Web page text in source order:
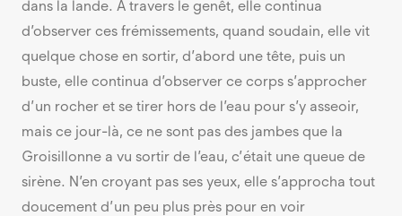
dans la lande. À travers le genêt, elle continua
d’observer ces frémissements, quand soudain, elle vit
quelque chose en sortir, d’abord une tête, puis un
buste, elle continua d’observer ce corps s’approcher
d’un rocher et se tirer hors de l’eau pour s’y asseoir,
mais ce jour-là, ce ne sont pas des jambes que la
Groisillonne a vu sortir de l’eau, c’était une queue de
sirène. N’en croyant pas ses yeux, elle s’approcha tout
doucement d’un peu plus près pour en voir